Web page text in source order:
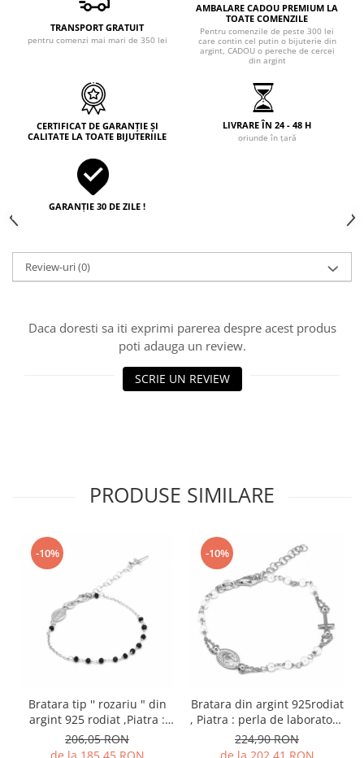
TRANSPORT GRATUIT
pentru comenzi mai mari de 350 lei
AMBALARE CADOU PREMIUM LA
TOATE COMENZILE
Pentru comenzile de peste 300 lei
care contin cel putin o bijuterie din
argint, CADOU o pereche de cercei
din argint
CERTIFICAT DE GARANȚIE ȘI
CALITATE LA TOATE BIJUTERIILE
LIVRARE ÎN 24 - 48 H
oriunde în țară
GARANȚIE 30 DE ZILE !
Review-uri(0)
Daca doresti sa iti exprimi parerea despre acest produs
poti adauga un review.
SCRIE UN REVIEW
PRODUSE SIMILARE
-10%
Bratara tip '' rozariu " din
argint 925 rodiat ,Piatra :
onix fatetat , Culoare :
negru , Sonis Silver
206,05 RON
de la 185,45 RON
-10%
Bratara din argint 925rodiat
, Piatra : perla de laborator ,
Culoare : alb ,Sonis Silver
224,90 RON
de la 202,41 RON